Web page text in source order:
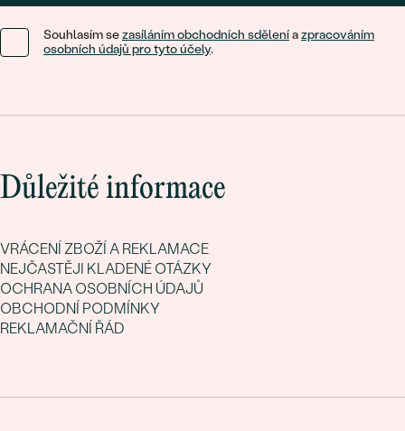
Souhlasím sezasíláním obchodních sděleníazpracováním
osobních údajů pro tyto účely.
Důležité informace
VRÁCENÍ ZBOŽÍ A REKLAMACE
NEJČASTĚJI KLADENÉ OTÁZKY
OCHRANA OSOBNÍCH ÚDAJŮ
OBCHODNÍ PODMÍNKY
REKLAMAČNÍ ŘÁD